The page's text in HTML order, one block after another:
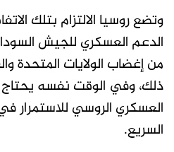
وتضع روسيا الالتزام بتلك
الدعم العسكري للجيش
من إغضاب الولايات المتحدة
ذلك، وفي الوقت نفسه
العسكري الروسي للاستمرار
السريع.